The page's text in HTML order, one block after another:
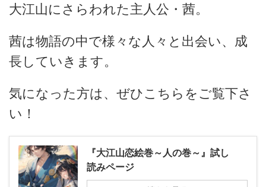
大江山にさらわれた主人公・茜。
茜は物語の中で様々な人々と出会い、成
長していきます。
気になった方は、ぜひこちらをご覧下さ
い！
『大江山恋絵巻～人の巻～』試し
読みページ